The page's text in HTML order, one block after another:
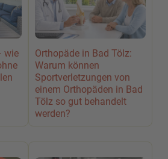
wie
Orthopäde in Bad Tölz:
Warum können
Sportverletzungen von
einem Orthopäden in Bad
Tölz so gut behandelt
werden?